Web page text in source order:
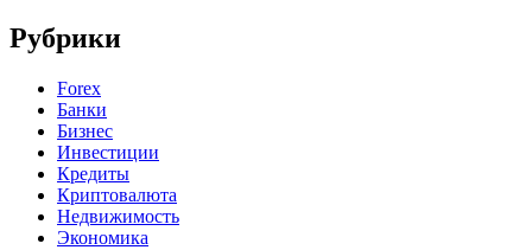
Рубрики
Forex
Банки
Бизнес
Инвестиции
Кредиты
Криптовалюта
Недвижимость
Экономика